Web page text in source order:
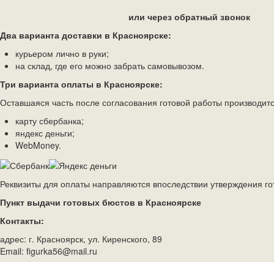
или через обратный звонок
Два варианта доставки в Красноярске:
курьером лично в руки;
на склад, где его можно забрать самовывозом.
Три варианта оплаты в Красноярске:
Оставшаяся часть после согласования готовой работы
карту сбербанка;
яндекс деньги;
WebMoney.
Реквизиты для оплаты направляются впоследствии утверждения
Пункт выдачи готовых бюстов в Красноярске
Контакты:
адрес: г. Красноярск, ул. Киренского, 89
Email: figurka56@mail.ru